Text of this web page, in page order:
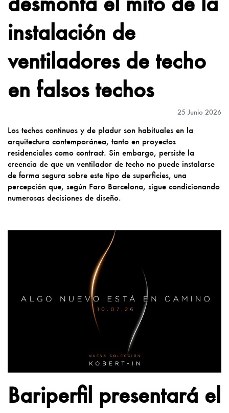
instalación de
ventiladores de techo
en falsos techos
25 Junio 2026
Los techos continuos y de pladur son habituales en la
arquitectura contemporánea, tanto en proyectos
residenciales como contract. Sin embargo, persiste la
creencia de que un ventilador de techo no puede instalarse
de forma segura sobre este tipo de superficies, una
percepción que, según Faro Barcelona, sigue condicionando
numerosas decisiones de diseño.
Bariperfil presentará el